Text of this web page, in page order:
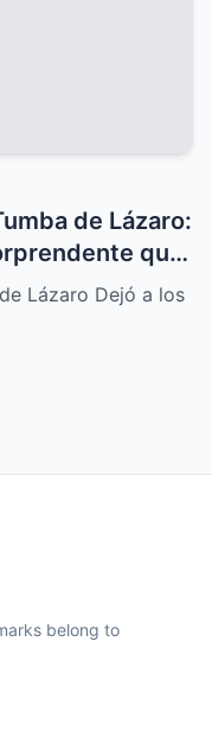
de Lázaro:
que
Lázaro Dejó a los
belong to